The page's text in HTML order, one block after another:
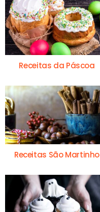
Receitas da Páscoa
Receitas São Martinho